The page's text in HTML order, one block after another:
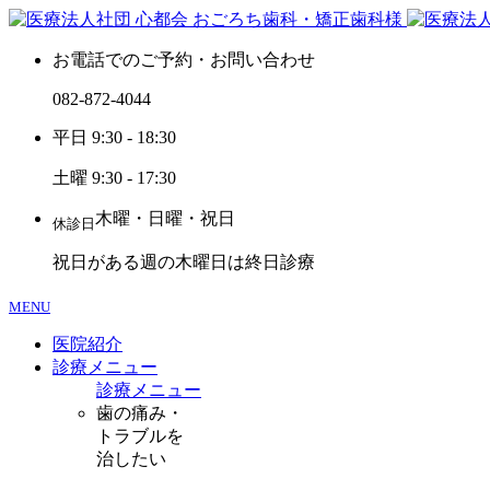
お電話でのご予約・お問い合わせ
082-872-4044
平日 9:30 - 18:30
土曜 9:30 - 17:30
休診日 木曜・日曜・祝日
祝日がある週の木曜日は終日診療
MENU
医院紹介
診療メニュー
診療メニュー
歯の痛み・
トラブルを
治したい